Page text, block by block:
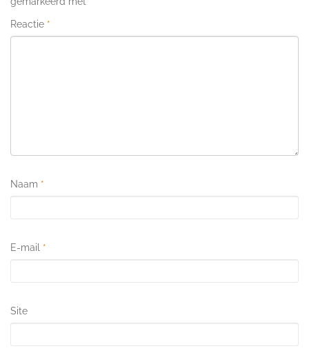
Reactie *
Naam *
E-mail *
Site